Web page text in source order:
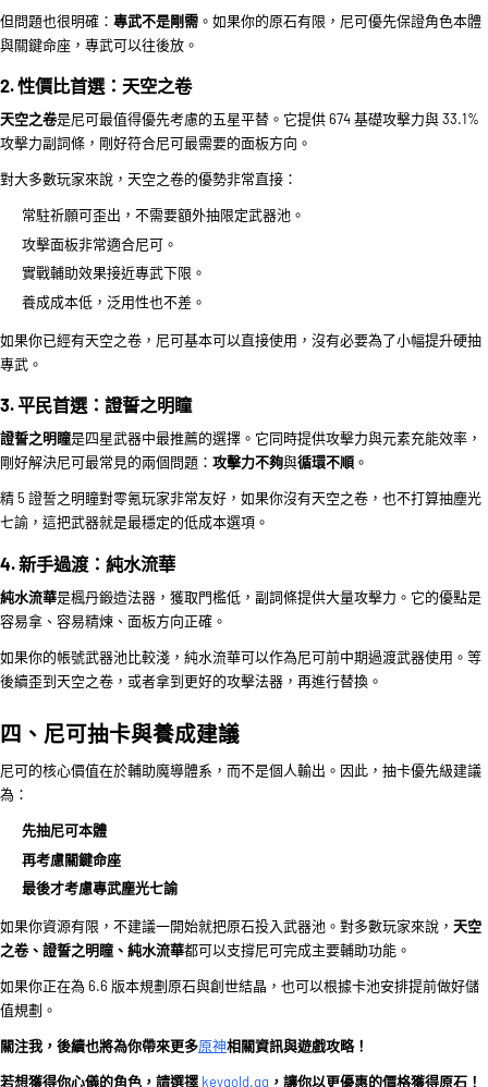
但問題也很明確： 專武不是剛需 。如果你的原石有限，尼可優先保證角色本體
與關鍵命座，專武可以往後放。
2. 性價比首選：天空之卷
天空之卷是尼可最值得優先考慮的五星平替。它提供 674 基礎攻擊力與 33.1%
攻擊力副詞條，剛好符合尼可最需要的面板方向。
對大多數玩家來說，天空之卷的優勢非常直接：
常駐祈願可歪出，不需要額外抽限定武器池。
攻擊面板非常適合尼可。
實戰輔助效果接近專武下限。
養成成本低，泛用性也不差。
如果你已經有天空之卷，尼可基本可以直接使用，沒有必要為了小幅提升硬抽
專武。
3. 平民首選：證誓之明瞳
證誓之明瞳是四星武器中最推薦的選擇。它同時提供攻擊力與元素充能效率，
剛好解決尼可最常見的兩個問題： 攻擊力不夠與循環不順 。
精 5 證誓之明瞳對零氪玩家非常友好，如果你沒有天空之卷，也不打算抽塵光
七諭，這把武器就是最穩定的低成本選項。
4. 新手過渡：純水流華
純水流華是楓丹鍛造法器，獲取門檻低，副詞條提供大量攻擊力。它的優點是
容易拿、容易精煉、面板方向正確。
如果你的帳號武器池比較淺，純水流華可以作為尼可前中期過渡武器使用。等
後續歪到天空之卷，或者拿到更好的攻擊法器，再進行替換。
四、尼可抽卡與養成建議
尼可的核心價值在於輔助魔導體系，而不是個人輸出。因此，抽卡優先級建議
為：
先抽尼可本體
再考慮關鍵命座
最後才考慮專武塵光七諭
如果你資源有限，不建議一開始就把原石投入武器池。對多數玩家來說， 天空
之卷、證誓之明瞳、純水流華都可以支撐尼可完成主要輔助功能。
如果你正在為 6.6 版本規劃原石與創世結晶，也可以根據卡池安排提前做好儲
值規劃。
關注我，後續也將為你帶來更多原神相關資訊與遊戲攻略！
若想獲得你心儀的角色，請選擇 keygold.gg ，讓你以更優惠的價格獲得原石！